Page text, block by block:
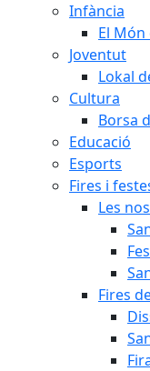
Infància
El Món
Joventut
Lokal
Cultura
Borsa
Educació
Esports
Fires i
Les
Fires